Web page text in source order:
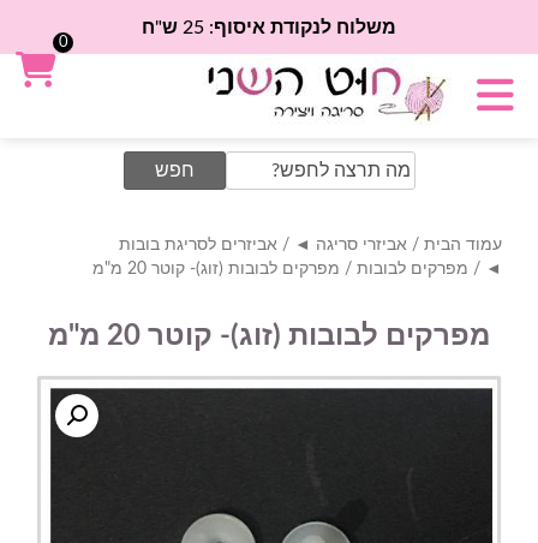
משלוח לנקודת איסוף: 25 ש"ח
Search
for:
עמוד הבית / אביזרי סריגה ◄ / אביזרים לסריגת בובות
◄
/ מפרקים לבובות / מפרקים לבובות (זוג)- קוטר 20 מ"מ
מפרקים לבובות (זוג)- קוטר 20 מ"מ
0